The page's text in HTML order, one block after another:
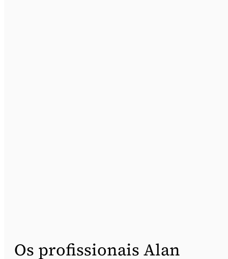
Os profissionais Alan